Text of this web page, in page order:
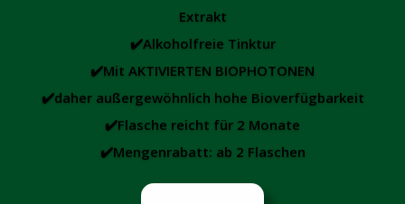
Extrakt
✔️Alkoholfreie Tinktur
✔️Mit AKTIVIERTEN BIOPHOTONEN
✔️daher außergewöhnlich hohe Bioverfügbarkeit
✔️Flasche reicht für 2 Monate
✔️Mengenrabatt: ab 2 Flaschen